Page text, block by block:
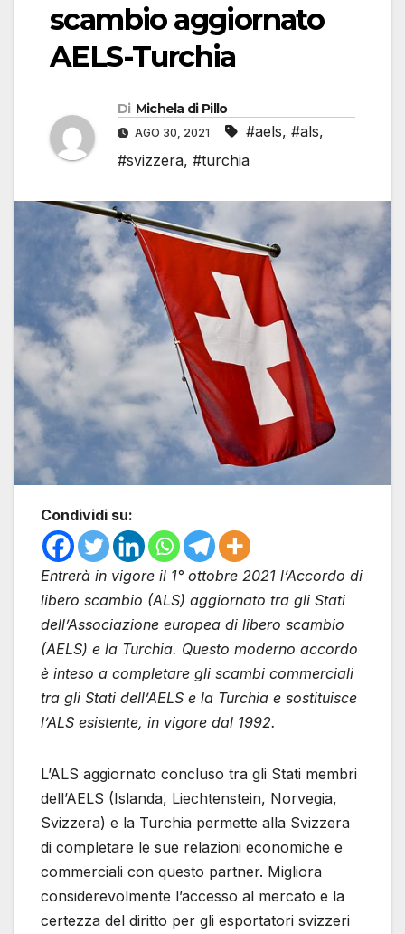
scambio aggiornato
AELS-Turchia
Di Michela di Pillo
AGO 30, 2021 #aels, #als,
#svizzera, #turchia
Condividi su:
Entrerà in vigore il 1° ottobre 2021 l’Accordo di
libero scambio (ALS) aggiornato tra gli Stati
dell’Associazione europea di libero scambio
(AELS) e la Turchia. Questo moderno accordo
è inteso a completare gli scambi commerciali
tra gli Stati dell’AELS e la Turchia e sostituisce
l’ALS esistente, in vigore dal 1992.
L’ALS aggiornato concluso tra gli Stati membri
dell’AELS (Islanda, Liechtenstein, Norvegia,
Svizzera) e la Turchia permette alla Svizzera
di completare le sue relazioni economiche e
commerciali con questo partner. Migliora
considerevolmente l’accesso al mercato e la
certezza del diritto per gli esportatori svizzeri